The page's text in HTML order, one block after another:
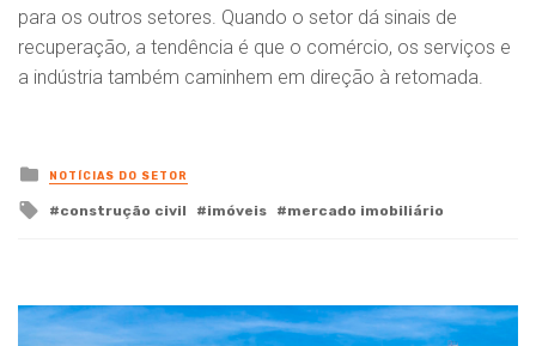
para os outros setores. Quando o setor dá sinais de
recuperação, a tendência é que o comércio, os serviços e
a indústria também caminhem em direção à retomada.
Posted
in
NOTÍCIAS DO SETOR
Tagged
construção civil imóveis mercado imobiliário